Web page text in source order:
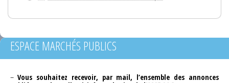
ESPACE MARCHÉS PUBLICS
– Vous souhaitez recevoir, par mail, l’ensemble des annonces